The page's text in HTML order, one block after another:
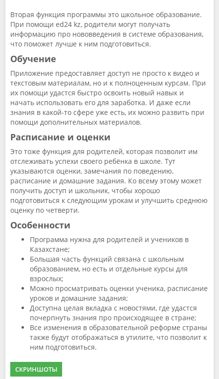
Вторая функция программы это школьное образование.
При помощи ed24 kz, родители могут получать
информацию про нововведения в системе образования,
что поможет лучше к ним подготовиться.
Обучение
Приложение предоставляет доступ не просто к видео и
текстовым материалам, но и к полноценным курсам. При
их помощи удастся быстро освоить новый навык и
начать использовать его для заработка. И даже если
знания в какой-то сфере уже есть, их можно развить при
помощи дополнительных материалов.
Расписание и оценки
Это тоже функция для родителей, которая позволит им
отслеживать успехи своего ребёнка в школе. Тут
указываются оценки, замечания по поведению,
расписание и домашние задания. Ко всему этому может
получить доступ и школьник, чтобы хорошо
подготовиться к следующим урокам и улучшить среднюю
оценку по четверти.
Особенности
Программа нужна для родителей и учеников в
Казахстане;
Большая часть функций связана с школьным
образованием, но есть и отдельные курсы для
взрослых;
Можно просматривать оценки ученика, расписание
уроков и домашние задания;
Доступна целая вкладка с новостями, где удастся
почерпнуть знания про происходящее в стране;
Все изменения в образовательной реформе страны
также будут отображаться в утилите, что позволит к
ним подготовиться.
СКРИНШОТЫ